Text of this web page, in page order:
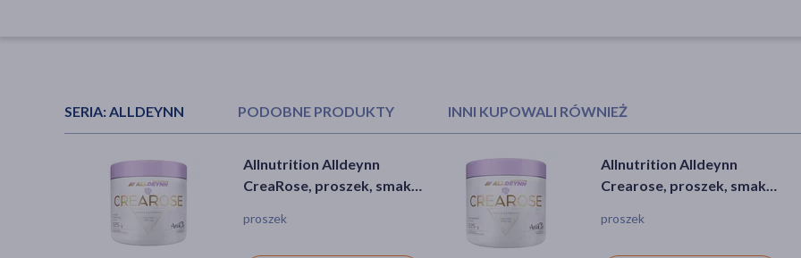
SERIA: ALLDEYNN PODOBNE PRODUKTY INNI KUPOWALI RÓWNIEŻ
Activlab Pharma Kolagen
Beauty, smak malina-
proszek, skóra, nawilżenie,
BetterMe Collagen 10000,
proszek, 450 g
proszek
Allnutrition, ALLDEYNN
CollaRose mango-passion
proszek, zmarszczki, osłabione
Allnutrition, ALLDEYNN
CollaRose orange,
proszek, zmarszczki, osłabione
Allnutrition Alldeynn
CreaRose, proszek, smak
proszek
Allnutrition Alldeynn
Crearose, proszek, smak
proszek